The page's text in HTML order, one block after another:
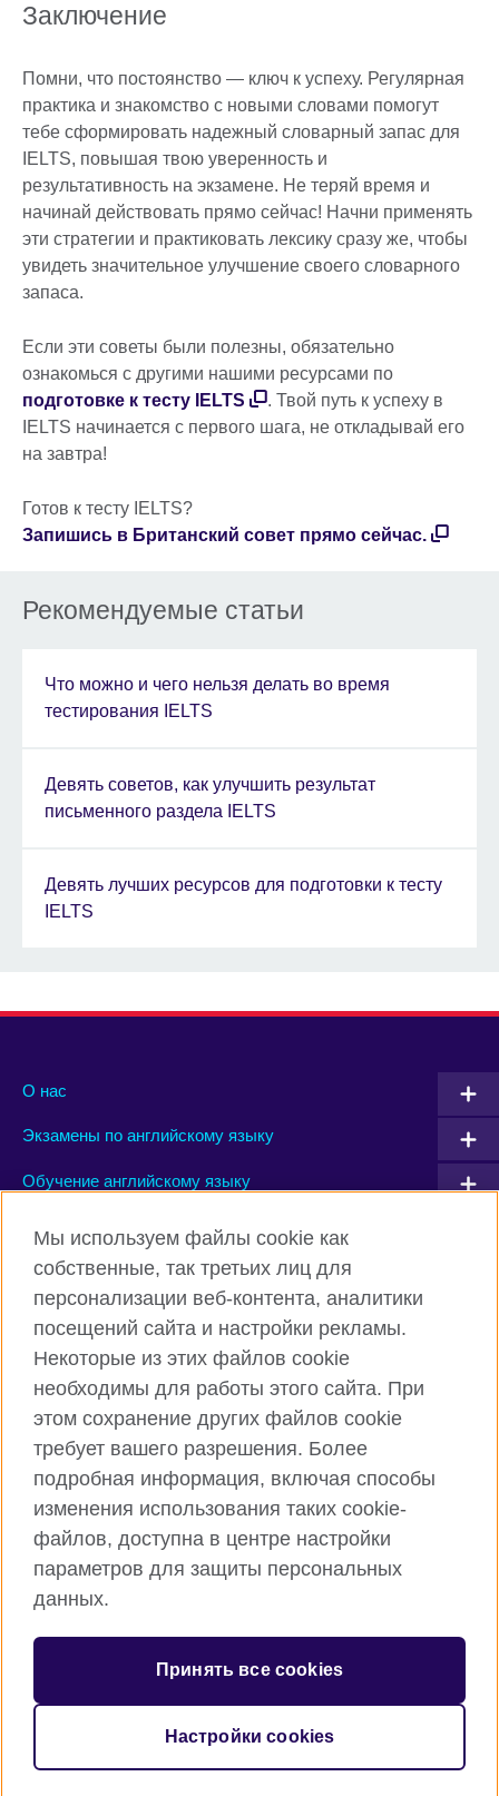
Заключение
Помни, что постоянство — ключ к успеху. Регулярная
практика и знакомство с новыми словами помогут
тебе сформировать надежный словарный запас для
IELTS, повышая твою уверенность и
результативность на экзамене. Не теряй время и
начинай действовать прямо сейчас! Начни применять
эти стратегии и практиковать лексику сразу же, чтобы
увидеть значительное улучшение своего словарного
запаса.
Если эти советы были полезны, обязательно
ознакомься с другими нашими ресурсами по
подготовке к тесту IELTS
. Твой путь к успеху в
IELTS начинается с первого шага, не откладывай его
на завтра!
Готов к тесту IELTS?
Запишись в Британский совет прямо сейчас.
Рекомендуемые статьи
Что можно и чего нельзя делать во время
тестирования IELTS
Девять советов, как улучшить результат
письменного раздела IELTS
Девять лучших ресурсов для подготовки к тесту
IELTS
О нас
Экзамены по английскому языку
Обучение английскому языку
Connect with us
Facebook Instagram
TikTok YouTube
Британский Совет Глобальный вебсайт
Cookies
Sitemap
Международная организация Соединенного Королевства по
развитию культурных отношений и созданию
(в Англии и Уэльсе) SC037733 (в Шотландии)
Мы используем файлы cookie как
собственные, так третьих лиц для
персонализации веб-контента, аналитики
посещений сайта и настройки рекламы.
Некоторые из этих файлов cookie
необходимы для работы этого сайта. При
этом сохранение других файлов cookie
требует вашего разрешения. Более
подробная информация, включая способы
изменения использования таких cookie-
файлов, доступна в центре настройки
параметров для защиты персональных
данных.
Принять все cookies
Настройки cookies